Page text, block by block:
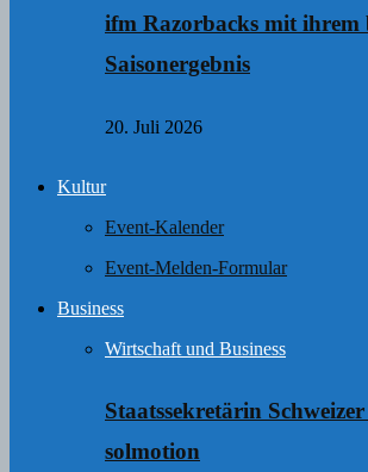
ifm Razorbacks mit ihrem
Saisonergebnis
20. Juli 2026
Kultur
Event-Kalender
Event-Melden-Formular
Business
Wirtschaft und Business
Staatssekretärin
solmotion